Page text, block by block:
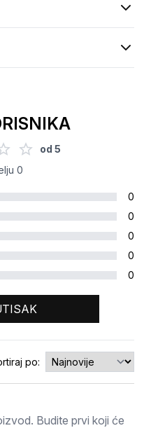
od 5
0
0
0
0
0
0
po:
Budite prvi koji će